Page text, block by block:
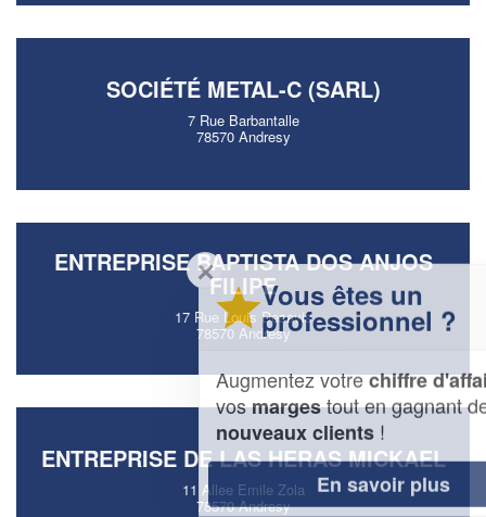
SOCIÉTÉ METAL-C (SARL)
7 Rue Barbantalle
78570 Andresy
ENTREPRISE BAPTISTA DOS ANJOS
FILIPE
17 Rue Louis Desavis
78570 Andresy
ENTREPRISE DE LAS HERAS MICKAEL
11 Allee Emile Zola
78570 Andresy
✕
Vous êtes un
professionnel ?
Augmentez votrechiffre d'affaireset
vosmargestout en gagnant de
nouveaux clients!
En savoir plus